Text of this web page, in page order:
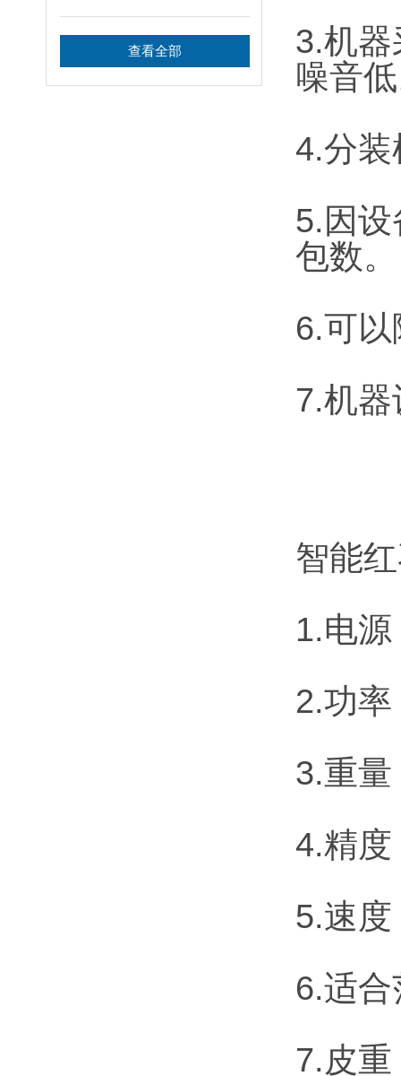
查看全部
3.机
噪音
4.分
5.因
包数。
6.可
7.机
智能
1.电
2.功
3.重
4.精
5.速
6.适
7.皮